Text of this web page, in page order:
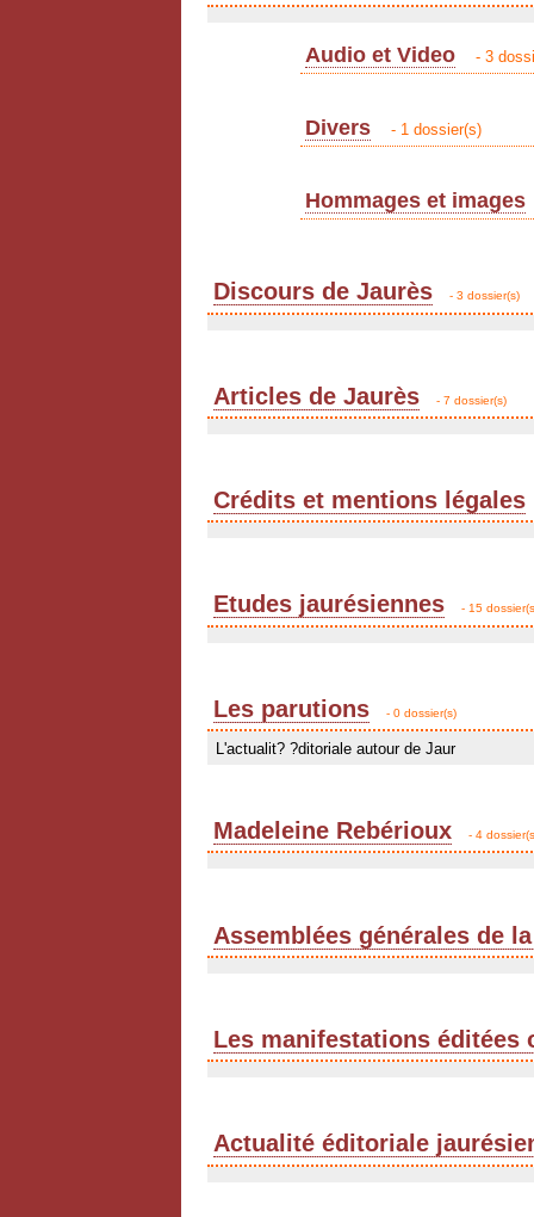
Audio et Video - 3
Divers - 1 dossier(s)
Hommages et images
Discours de Jaurès - 3 dossier(s)
Articles de Jaurès - 7 dossier(s)
Crédits et mentions légales
Etudes jaurésiennes - 15
Les parutions - 0 dossier(s)
L'actualit? ?ditoriale autour de Jaur
Madeleine Rebérioux - 4
Assemblées générales de
Les manifestations éditées
Actualité éditoriale